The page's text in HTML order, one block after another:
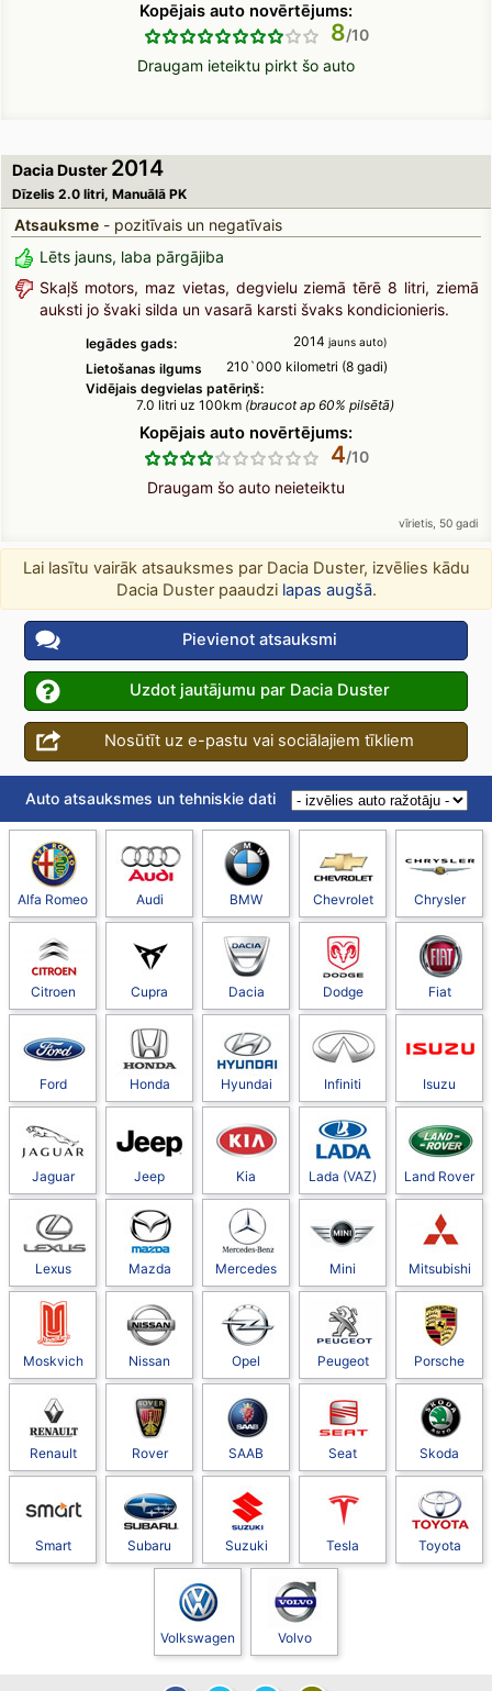
Kopējais auto novērtējums:
8
Draugam ieteiktu pirkt šo auto
Dacia Duster 2014
Dīzelis 2.0 litri, Manuālā PK
Atsauksme- pozitīvais un negatīvais
Lēts jauns, laba pārgājiba
Skaļš motors, maz vietas, degvielu ziemā tērē 8 litri, ziemā
auksti jo švaki silda un vasarā karsti švaks kondicionieris.
Iegādes gads: 2014 jauns auto)
Lietošanas ilgums
210`000 kilometri (8 gadi)
Vidējais degvielas patēriņš:
7.0 litri uz 100km (braucot ap 60% pilsētā)
Kopējais auto novērtējums:
4
Draugam šo auto neieteiktu
vīrietis, 50 gadi
Lai lasītu vairāk atsauksmes par Dacia Duster, izvēlies kādu
Dacia Duster paaudzi lapas augšā.
Pievienot atsauksmi
Uzdot jautājumu par Dacia Duster
Nosūtīt uz e-pastu vai sociālajiem tīkliem
Auto atsauksmes un tehniskie dati
Alfa Romeo Audi BMW Chevrolet Chrysler
Citroen Cupra Dacia Dodge Fiat
Ford Honda Hyundai Infiniti Isuzu
Jaguar Jeep Kia Lada (VAZ) Land Rover
Lexus Mazda Mercedes Mini Mitsubishi
Moskvich Nissan Opel Peugeot Porsche
Renault Rover SAAB Seat Skoda
Smart Subaru Suzuki Tesla Toyota
Volkswagen Volvo